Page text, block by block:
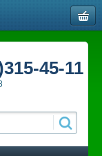
45-11